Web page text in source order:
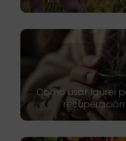
Cómo usar laurel